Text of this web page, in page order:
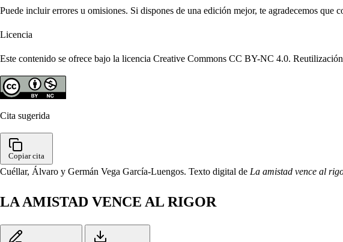
Puede incluir errores u omisiones. Si dispones de una edición mejor, te agradecemos que
Licencia
Este contenido se ofrece bajo la licencia Creative Commons CC BY-NC 4.0.
Cita sugerida
Copiar cita
Cuéllar, Álvaro y Germán Vega García-Luengos. Texto digital de La amistad vence al
LA AMISTAD VENCE AL RIGOR